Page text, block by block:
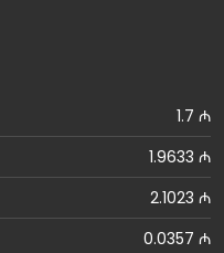
1.7 ₼
1.9633 ₼
2.1023 ₼
0.0357 ₼